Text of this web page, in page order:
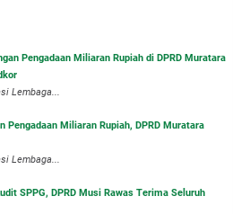
Pengadaan Miliaran Rupiah di DPRD Muratara
Lembaga...
Pengadaan Miliaran Rupiah, DPRD Muratara
Lembaga...
SPPG, DPRD Musi Rawas Terima Seluruh